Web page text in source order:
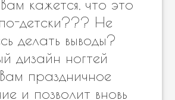
кажется, что это
детски??? Не
делать выводы?
дизайн ногтей
праздничное
и позволит вновь